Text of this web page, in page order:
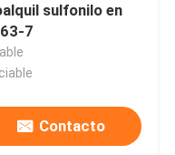
sulfonilo en
7
Contacto